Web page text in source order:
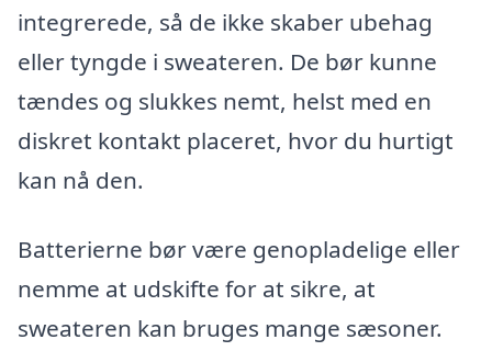
integrerede, så de ikke skaber ubehag
eller tyngde i sweateren. De bør kunne
tændes og slukkes nemt, helst med en
diskret kontakt placeret, hvor du hurtigt
kan nå den.
Batterierne bør være genopladelige eller
nemme at udskifte for at sikre, at
sweateren kan bruges mange sæsoner.